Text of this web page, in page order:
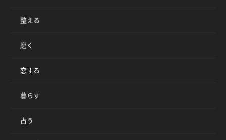
整える
磨く
恋する
暮らす
占う